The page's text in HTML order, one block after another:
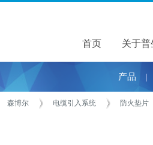
首页 关于普
关于普
产品
森博尔 电缆引入系统 防火垫片